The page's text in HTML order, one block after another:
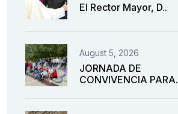
El Rector Mayor, D..
August 5, 2026
JORNADA DE
CONVIVENCIA PARA.